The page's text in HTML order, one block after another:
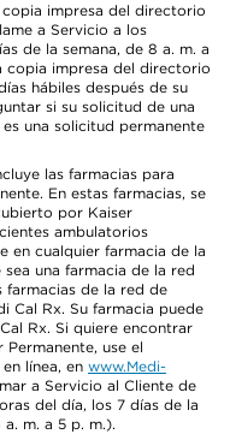
impresa del directorio
a Servicio a los
de la semana, de 8 a. m. a
copia impresa del directorio
hábiles después de su
si su solicitud de una
una solicitud permanente
las farmacias para
En estas farmacias, se
por Kaiser
ambulatorios
en cualquier farmacia de la
una farmacia de la red
farmacias de la red de
Cal Rx. Su farmacia puede
Rx. Si quiere encontrar
use el
línea, en www.Medi-
a Servicio al Cliente de
del día, los 7 días de la
m. a 5 p. m.).